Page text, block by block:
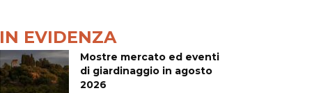
IN EVIDENZA
Mostre mercato ed eventi
di giardinaggio in agosto
2026